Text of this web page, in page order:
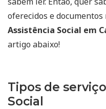
oferecidos e
Assistência Social em
artigo abaixo!
Tipos de
Social